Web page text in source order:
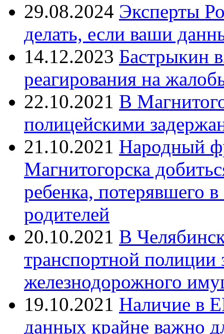
29.08.2024 Эксперты
делать, если ваши
14.12.2023 Бастрыкин
реагирования на
22.10.2021 В
полицейскими
21.10.2021 Народный
Магнитогорска
ребенка, потерявшего
родителей
20.10.2021 В
транспортной
железнодорожного
19.10.2021 Наличие в
данных крайне важно